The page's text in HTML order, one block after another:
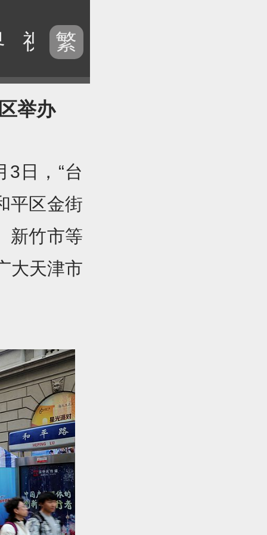
视频繁
举办
日，“台
平区金街
新竹市等
大天津市